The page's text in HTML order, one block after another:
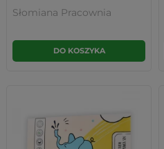
Słomiana Pracownia
DO KOSZYKA